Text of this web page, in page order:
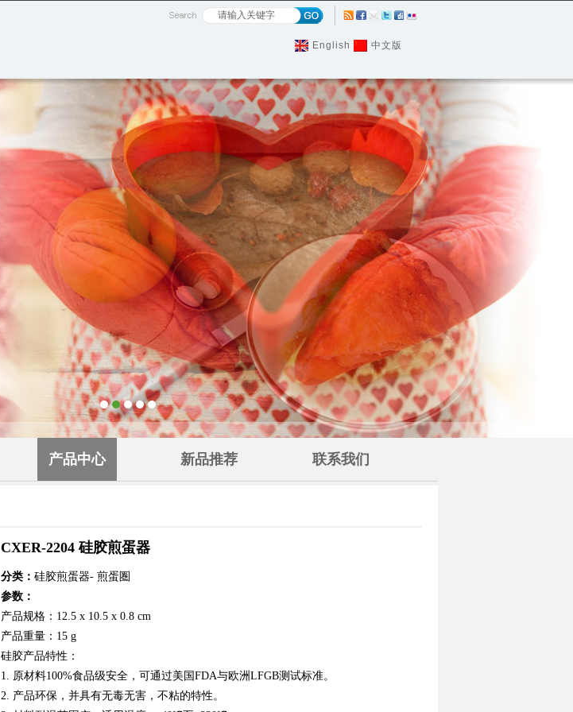
English 中文版
产品中心 新品推荐 联系我们
CXER-2204 硅胶煎蛋器
分类： 硅胶煎蛋器- 煎蛋圏
参数：
产品规格：12.5 x 10.5 x 0.8 cm
产品重量：15 g
硅胶产品特性：
1. 原材料100%食品级安全，可通过美国FDA与欧洲LFGB测试标准。
2. 产品环保，并具有无毒无害，不粘的特性。